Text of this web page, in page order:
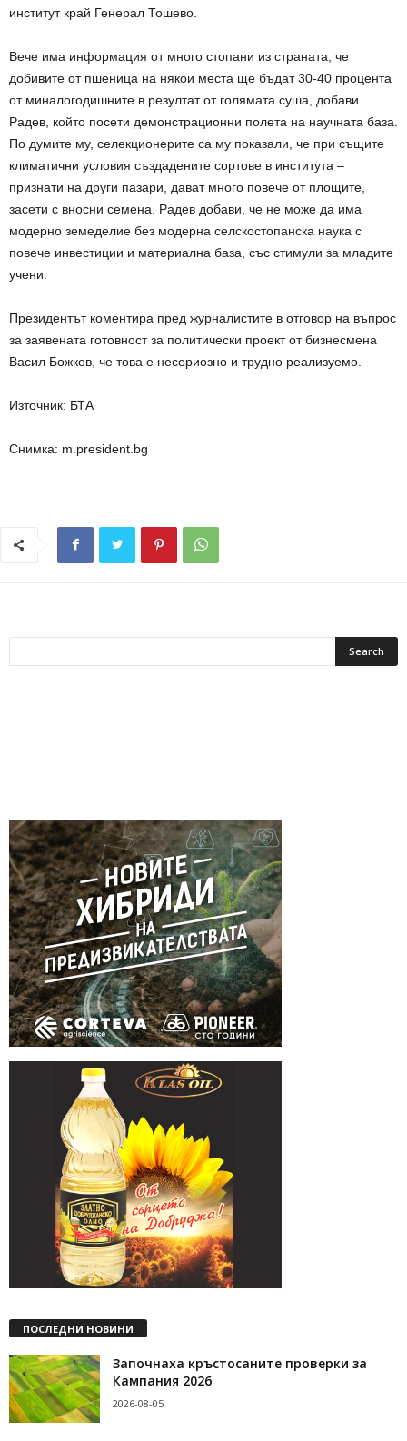
институт край Генерал Тошево.
Вече има информация от много стопани из страната, че
добивите от пшеница на някои места ще бъдат 30-40 процента
от миналогодишните в резултат от голямата суша, добави
Радев, който посети демонстрационни полета на научната база.
По думите му, селекционерите са му показали, че при същите
климатични условия създадените сортове в института –
признати на други пазари, дават много повече от площите,
засети с вносни семена. Радев добави, че не може да има
модерно земеделие без модерна селскостопанска наука с
повече инвестиции и материална база, със стимули за младите
учени.
Президентът коментира пред журналистите в отговор на въпрос
за заявената готовност за политически проект от бизнесмена
Васил Божков, че това е несериозно и трудно реализуемо.
Източник: БТА
Снимка: m.president.bg
ПОСЛЕДНИ НОВИНИ
Започнаха кръстосаните проверки за
Кампания 2026
2026-08-05